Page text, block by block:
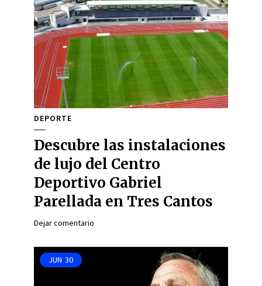
DEPORTE
Descubre las instalaciones
de lujo del Centro
Deportivo Gabriel
Parellada en Tres Cantos
Dejar comentario
JUN 30